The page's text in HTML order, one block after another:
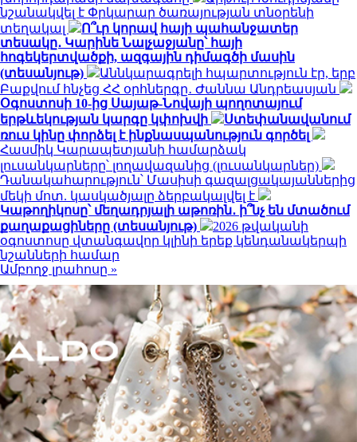
նշանակվել է Փրկարար ծառայության տնօրենի
տեղակալ
Ո՞ւր կորավ հայի պահանջատեր
տեսակը․ Կարինե Նալչաջյանը՝ հայի
հոգեկերտվածքի, ազգային դիմագծի մասին
(տեսանյութ)
Աննկարագրելի հպարտություն էր, երբ
Բաքվում հնչեց ՀՀ օրհներգը․ Ժաննա Անդրեասյան
Օգոստոսի 10-ից Սայաթ-Նովայի պողոտայում
երթևեկության կարգը կփոխվի
Ստեփանավանում
ռուս կինը փորձել է ինքնասպանություն գործել
Հասմիկ Կարապետյանի համարձակ
լուսանկարները՝ լողավազանից (լուսանկարներ)
Դանակահարություն՝ Մասիսի գազալցակայաններից
մեկի մոտ. կասկածյալը ձերբակալվել է
Կաթողիկոսը՝ մեղադրյալի աթոռին․ ի՞նչ են մտածում
քաղաքացիները (տեսանյութ)
2026 թվականի
օգոստոսը վտանգավոր կլինի երեք կենդանակերպի
նշանների համար
Ամբողջ լրահոսը »